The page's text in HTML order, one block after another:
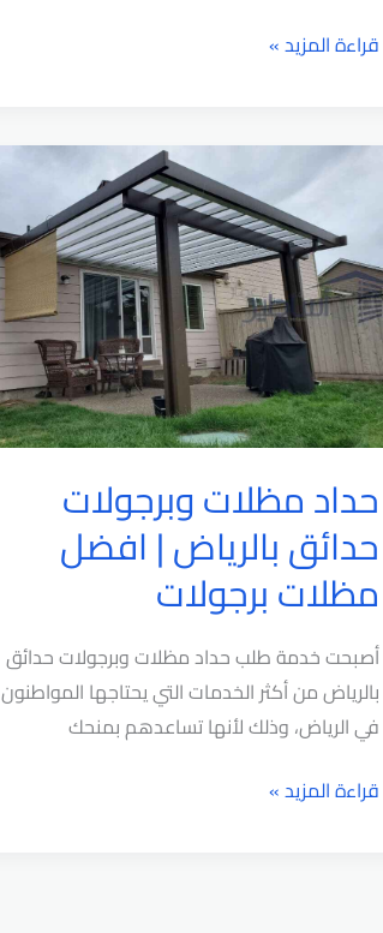
اجمل
وسواتر
وبرجولات
الرياض
من
اساطير
العمار
قراءة المزيد »
حداد مظلات وبرجولات
حدائق بالرياض | افضل
مظلات برجولات
أصبحت خدمة طلب حداد مظلات وبرجولات حدائق
بالرياض من أكثر الخدمات التي يحتاجها المواطنون
في الرياض، وذلك لأنها تساعدهم بمنحك
حداد
قراءة المزيد »